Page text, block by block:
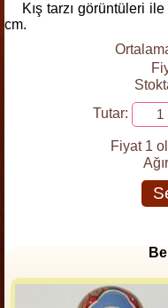
Kış tarzı görüntüleri
cm.
Tutar:
Fiyat 1